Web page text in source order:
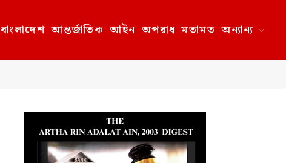
বাংলাদেশ আন্তর্জাতিক আইন অপরাধ মতামত অন্যান্য